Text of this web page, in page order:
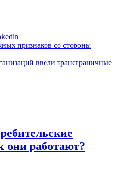
признаков со стороны
ввели трансграничные
они работают?